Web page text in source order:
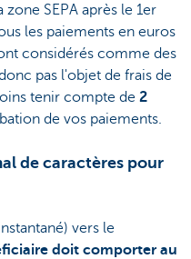
SEPA après le 1er
les paiements en euros
considérés comme des
pas l'objet de frais de
tenir compte de 2
de vos paiements.
de caractères pour
vers le
doit comporter au